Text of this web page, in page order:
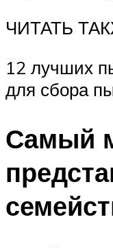
ЧИТАТЬ
12 лучших
для сбора
Самый